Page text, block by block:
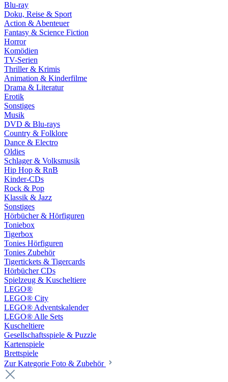
Blu-ray
Doku, Reise & Sport
Action & Abenteuer
Fantasy & Science Fiction
Horror
Komödien
TV-Serien
Thriller & Krimis
Animation & Kinderfilme
Drama & Literatur
Erotik
Sonstiges
Musik
DVD & Blu-rays
Country & Folklore
Dance & Electro
Oldies
Schlager & Volksmusik
Hip Hop & RnB
Kinder-CDs
Rock & Pop
Klassik & Jazz
Sonstiges
Hörbücher & Hörfiguren
Toniebox
Tigerbox
Tonies Hörfiguren
Tonies Zubehör
Tigertickets & Tigercards
Hörbücher CDs
Spielzeug & Kuscheltiere
LEGO®
LEGO® City
LEGO® Adventskalender
LEGO® Alle Sets
Kuscheltiere
Gesellschaftsspiele & Puzzle
Kartenspiele
Brettspiele
Zur Kategorie Foto & Zubehör